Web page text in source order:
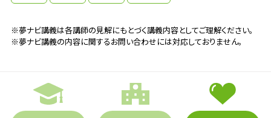
※夢ナビ講義は各講師の見解にもとづく講義内容としてご理解ください。
※夢ナビ講義の内容に関するお問い合わせには対応しておりません。